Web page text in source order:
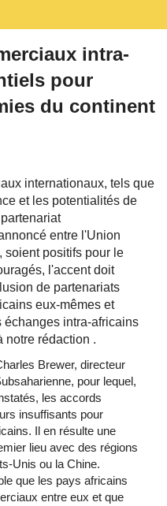
intra-
pour
du continent
internationaux, tels que
et les potentialités de
entre l'Union
soient positifs pour le
l'accent doit
de partenariats
eux-mêmes et
échanges intra-africains
notre rédaction .
Brewer, directeur
pour lequel,
les accords
insuffisants pour
Il en résulte une
lieu avec des régions
Unis ou la Chine.
que les pays africains
entre eux et que